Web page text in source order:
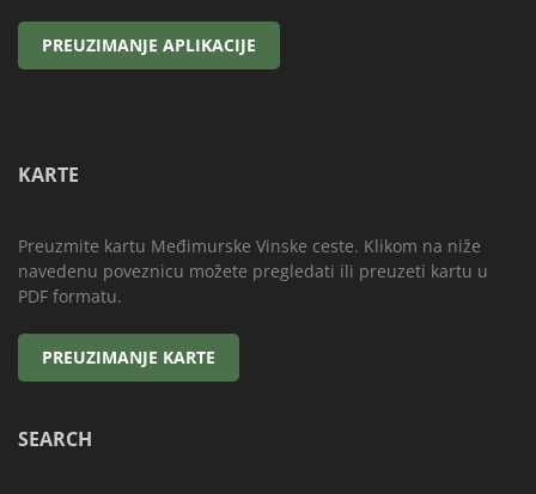
KARTE
Preuzmite kartu Međimurske Vinske ceste. Klikom na niže
navedenu poveznicu možete pregledati ili preuzeti kartu u
PDF formatu.
SEARCH